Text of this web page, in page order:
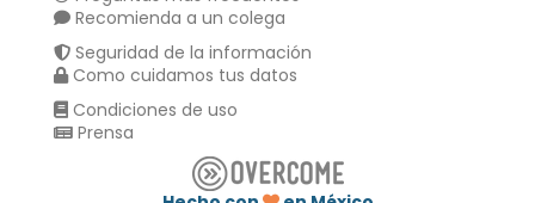
Recomienda a un colega
Seguridad de la información
Como cuidamos tus datos
Condiciones de uso
Prensa